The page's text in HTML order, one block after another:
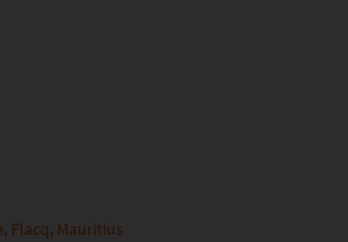
Flacq, Mauritius